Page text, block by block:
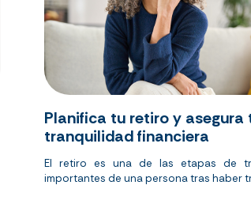
Planifica tu retiro y asegura
tranquilidad financiera
El retiro es una de las etapas de
importantes de una persona tras haber